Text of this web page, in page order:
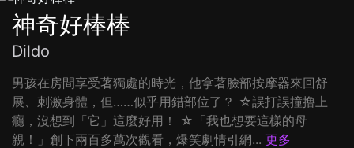
神奇好棒棒
Dildo
男孩在房間享受著獨處的時光，他拿著臉部按摩器來回舒
展、刺激身體，但……似乎用錯部位了？ ☆誤打誤撞撸上
癮，沒想到「它」這麼好用！ ☆「我也想要這樣的母
親！」創下兩百多萬次觀看，爆笑劇情引網... 更多